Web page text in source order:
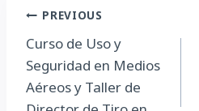
Navegación
de
entradas
PREVIOUS
Curso de Uso y
Seguridad en Medios
Aéreos y Taller de